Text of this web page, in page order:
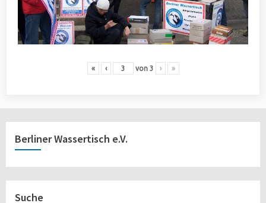
« ‹ von 3 › »
Berliner Wassertisch e.V.
Suche